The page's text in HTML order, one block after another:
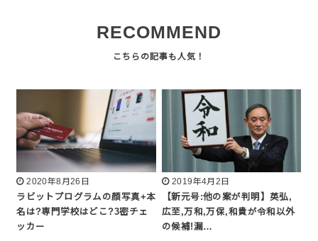
RECOMMEND
2020年8月26日
ラビットプログラムの顔写真+本
名は?専門学校はどこ?3密チェ
ッカー
2019年4月2日
【新元号:他の案が判明】英弘,
広至,万和,万保,和貴が令和以外
の候補!漏…